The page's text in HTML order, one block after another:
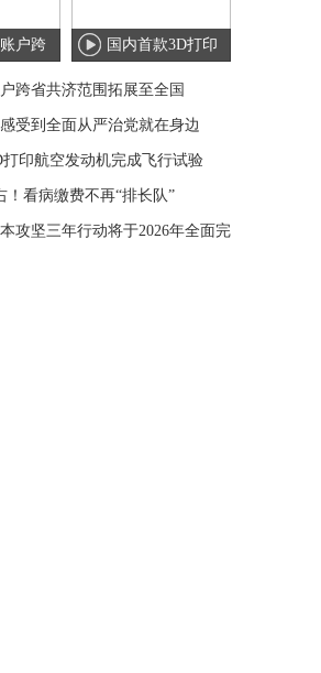
户跨
拓展
国内首款3D打印
航空发动机完成
跨省共济范围拓展至全国
受到全面从严治党就在身边
打印航空发动机完成飞行试验
！看病缴费不再“排长队”
攻坚三年行动将于2026年全面完